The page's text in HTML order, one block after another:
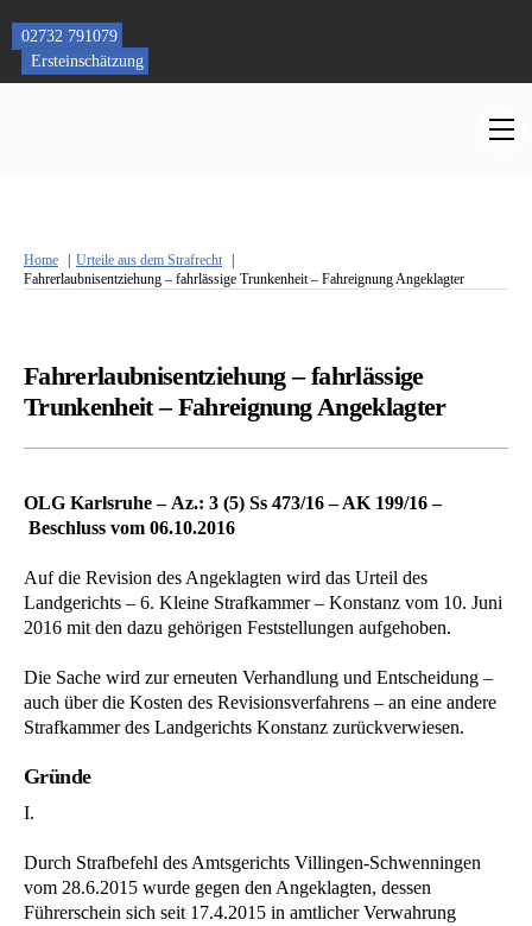
content
02732 791079
Ersteinschätzung
Home
Urteile aus dem Strafrecht
Fahrerlaubnisentziehung – fahrlässige Trunkenheit – Fahreignung Angeklagter
Fahrerlaubnisentziehung – fahrlässige
Trunkenheit – Fahreignung Angeklagter
OLG Karlsruhe – Az.: 3 (5) Ss 473/16 – AK 199/16 –
Beschluss vom 06.10.2016
Auf die Revision des Angeklagten wird das Urteil des
Landgerichts – 6. Kleine Strafkammer – Konstanz vom 10. Juni
2016 mit den dazu gehörigen Feststellungen aufgehoben.
Die Sache wird zur erneuten Verhandlung und Entscheidung –
auch über die Kosten des Revisionsverfahrens – an eine andere
Strafkammer des Landgerichts Konstanz zurückverwiesen.
Gründe
I.
Durch Strafbefehl des Amtsgerichts Villingen-Schwenningen
vom 28.6.2015 wurde gegen den Angeklagten, dessen
Führerschein sich seit 17.4.2015 in amtlicher Verwahrung